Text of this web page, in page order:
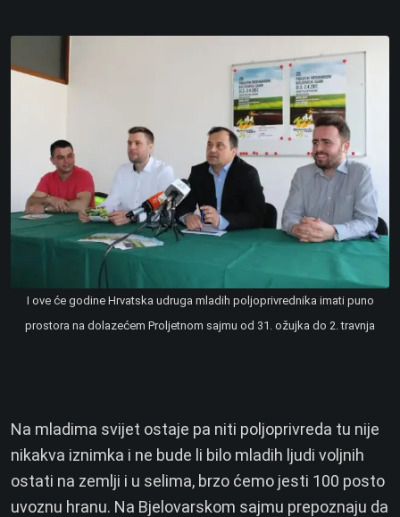
I ove će godine Hrvatska udruga mladih poljoprivrednika imati puno
prostora na dolazećem Proljetnom sajmu od 31. ožujka do 2. travnja
Na mladima svijet ostaje pa niti poljoprivreda tu nije
nikakva iznimka i ne bude li bilo mladih ljudi voljnih
ostati na zemlji i u selima, brzo ćemo jesti 100 posto
uvoznu hranu. Na Bjelovarskom sajmu prepoznaju da